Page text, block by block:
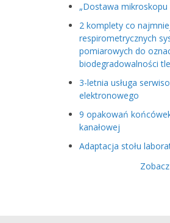
„Dostawa
2 komplety co
respirometrycznych
pomiarowych do
biodegradowalności
3-letnia usługa
elektronowego
9 opakowań
kanałowej
Adaptacja stołu